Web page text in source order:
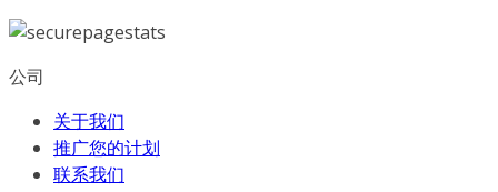
公司
关于我们
推广您的计划
联系我们